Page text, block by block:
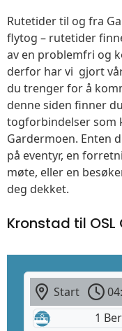
Rutetider til og fra
flytog – rutetider
av en problemfri og
derfor har vi gjort
du trenger for å
denne siden finner
togforbindelser som
Gardermoen. Enten
på eventyr, en
møte, eller en
deg dekket.
Kronstad til
Start
1